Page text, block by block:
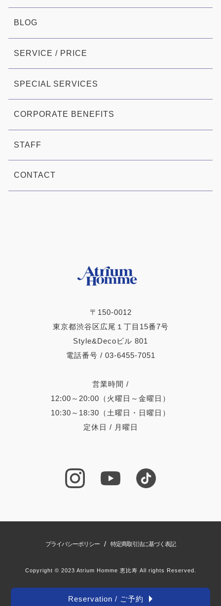
〒150-0012
東京都渋谷区広尾１丁目15番7号
Style&Decoビル 801
電話番号 / 03-6455-7051
営業時間 /
12:00～20:00（火曜日～金曜日）
10:30～18:30（土曜日・日曜日）
定休日 / 月曜日
BLOG
SERVICE / PRICE
SPECIAL SERVICES
CORPORATE BENEFITS
STAFF
CONTACT
プライバシーポリシー / 特定商取引法に基づく表記
Copyright © 2023 Atrium Homme 恵比寿 All rights Reserved.
Reservation / ご予約